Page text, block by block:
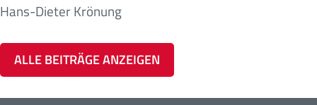
Hans-Dieter Krönung
ALLE BEITRÄGE ANZEIGEN